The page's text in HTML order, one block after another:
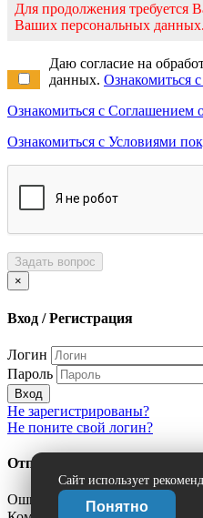
Сайт использует
Понятно
Для продолжения требуется
Ваших персональных данных.
Даю согласие на
данных. Ознакомиться
Ознакомиться с Соглашением
Ознакомиться с Условиями
Задать вопрос
×
Вход / Регистрация
Логин
Пароль
Вход
Не зарегистрированы?
Не поните свой логин?
Отправить сообщение об
Ошибка: